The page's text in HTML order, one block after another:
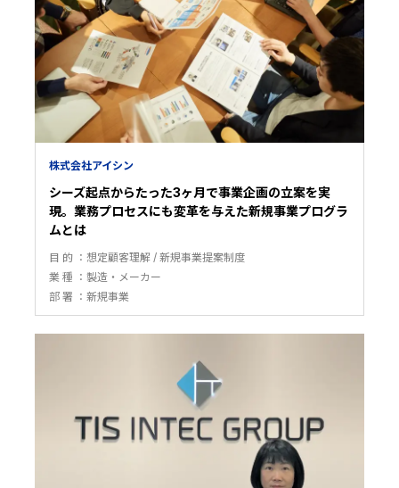
株式会社アイシン
シーズ起点からたった3ヶ月で事業企画の立案を実
現。業務プロセスにも変革を与えた新規事業プログラ
ムとは
目 的 想定顧客理解
新規事業提案制度
業 種
製造・メーカー
部 署
新規事業